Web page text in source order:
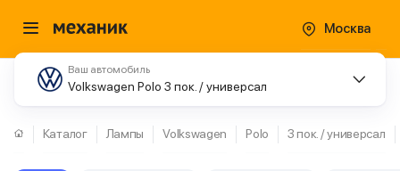
Москва
Ваш автомобиль
Volkswagen Polo 3 пок. / универсал
Каталог Лампы Volkswagen Polo 3 пок. / универсал